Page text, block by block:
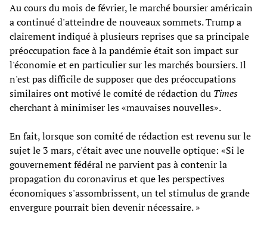
Au cours du mois de février, le marché boursier américain
a continué d'atteindre de nouveaux sommets. Trump a
clairement indiqué à plusieurs reprises que sa principale
préoccupation face à la pandémie était son impact sur
l'économie et en particulier sur les marchés boursiers. Il
n'est pas difficile de supposer que des préoccupations
similaires ont motivé le comité de rédaction du Times
cherchant à minimiser les «mauvaises nouvelles».
En fait, lorsque son comité de rédaction est revenu sur le
sujet le 3 mars, c'était avec une nouvelle optique: «Si le
gouvernement fédéral ne parvient pas à contenir la
propagation du coronavirus et que les perspectives
économiques s'assombrissent, un tel stimulus de grande
envergure pourrait bien devenir nécessaire. »